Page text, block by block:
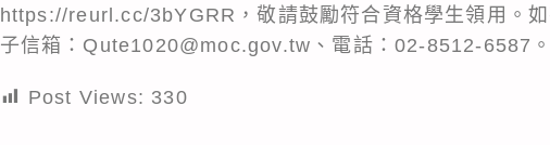
https://reurl.cc/3bYGRR ，敬請鼓勵符合資格學生領用。
子信箱：Qute1020@moc.gov.tw、電話：02-8512-6587。
Post Views: 330